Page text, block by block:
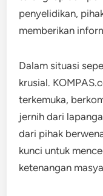
penyelidikan,
memberikan
Dalam situasi
krusial.
terkemuka,
jernih dari
dari pihak
kunci untuk
ketenangan